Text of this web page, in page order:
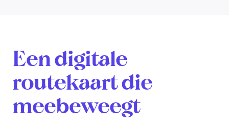
Een digitale
routekaart die
meebeweegt